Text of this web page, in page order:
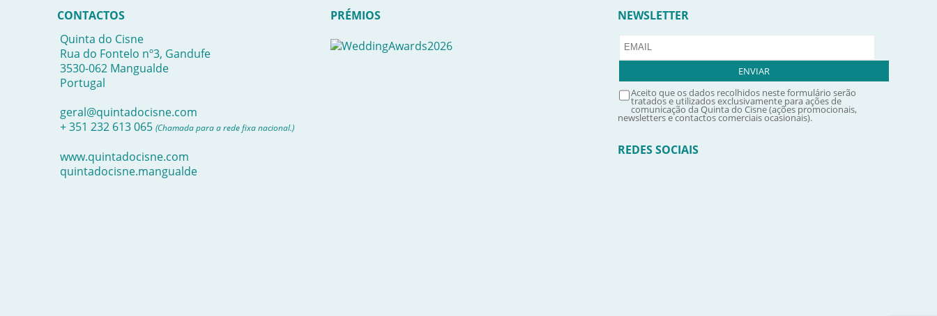
CONTACTOS
Quinta do Cisne
Rua do Fontelo nº3, Gandufe
3530-062 Mangualde
Portugal
geral@quintadocisne.com
+ 351 232 613 065 (Chamada para a rede fixa nacional.)
www.quintadocisne.com
quintadocisne.mangualde
PRÉMIOS NEWSLETTER
Aceito que os dados recolhidos neste formulário serão
tratados e utilizados exclusivamente para ações de
comunicação da Quinta do Cisne (ações promocionais,
newsletters e contactos comerciais ocasionais).
REDES SOCIAIS